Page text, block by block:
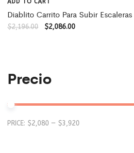
ADD TO CART
Diablito Carrito Para Subir
$2,196.00 $2,086.00
Precio
PRICE: $2,080 — $3,920